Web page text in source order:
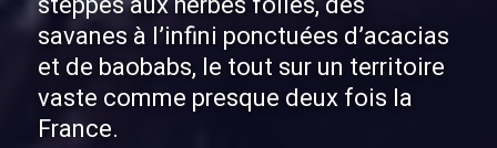
savanes à l’infini ponctuées d’acacias
et de baobabs, le tout sur un territoire
vaste comme presque deux fois la
France.